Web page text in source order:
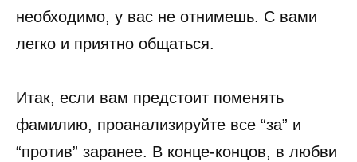
необходимо, у вас не отнимешь. С вами
легко и приятно общаться.
Итак, если вам предстоит поменять
фамилию, проанализируйте все “за” и
“против” заранее. В конце-концов, в любви